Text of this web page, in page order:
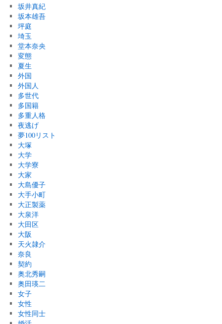
坂井真紀
坂本雄吾
坪庭
埼玉
堂本奈央
変態
夏生
外国
外国人
多世代
多国籍
多重人格
夜逃げ
夢100リスト
大塚
大学
大学寮
大家
大島優子
大手小町
大正製薬
大泉洋
大田区
大阪
天火隷介
奈良
契約
奥北秀嗣
奥田瑛二
女子
女性
女性同士